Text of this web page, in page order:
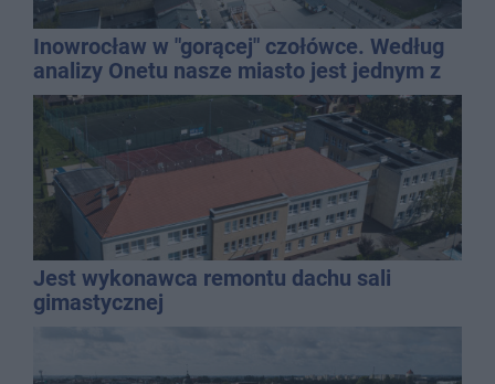
Inowrocław w "gorącej" czołówce. Według
analizy Onetu nasze miasto jest jednym z
najbardziej narażonych na upały
Jest wykonawca remontu dachu sali
gimastycznej